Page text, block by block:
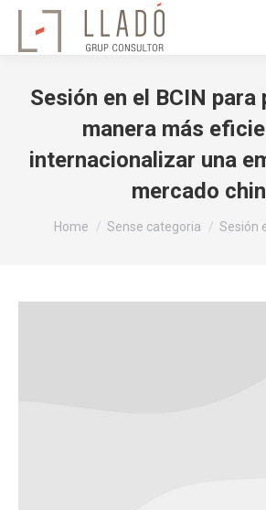
Sesión en el BCIN para
manera más
internacionalizar una
mercado
You are here:
Home Sense categoria Sesión